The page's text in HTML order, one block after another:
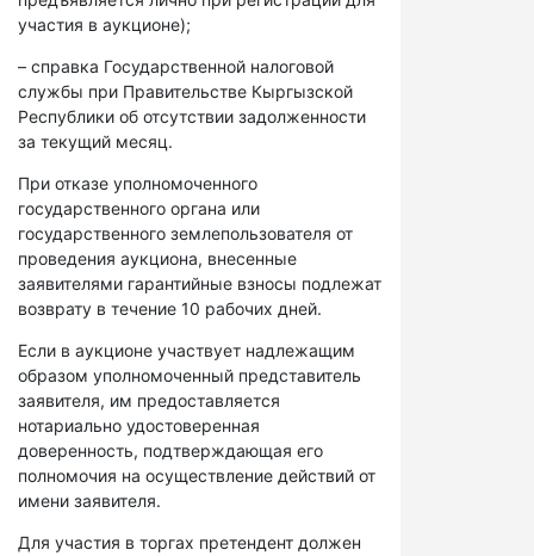
участия в аукционе);
– справка Государственной налоговой
службы при Правительстве Кыргызской
Республики об отсутствии задолженности
за текущий месяц.
При отказе уполномоченного
государственного органа или
государственного землепользователя от
проведения аукциона, внесенные
заявителями гарантийные взносы подлежат
возврату в течение 10 рабочих дней.
Если в аукционе участвует надлежащим
образом уполномоченный представитель
заявителя, им предоставляется
нотариально удостоверенная
доверенность, подтверждающая его
полномочия на осуществление действий от
имени заявителя.
Для участия в торгах претендент должен